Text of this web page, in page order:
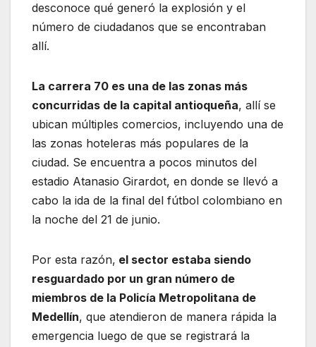
desconoce qué generó la explosión y el
número de ciudadanos que se encontraban
allí.
La carrera 70 es una de las zonas más
concurridas de la capital antioqueña, allí se
ubican múltiples comercios, incluyendo una de
las zonas hoteleras más populares de la
ciudad. Se encuentra a pocos minutos del
estadio Atanasio Girardot, en donde se llevó a
cabo la ida de la final del fútbol colombiano en
la noche del 21 de junio.
Por esta razón, el sector estaba siendo
resguardado por un gran número de
miembros de la Policía Metropolitana de
Medellín, que atendieron de manera rápida la
emergencia luego de que se registrará la